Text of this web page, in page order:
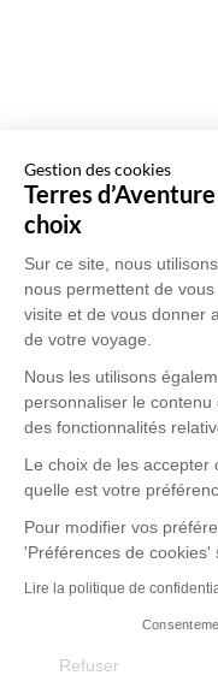
Gestion des cookies
Terres
choix
Sur ce site, nous
nous permettent de
visite et de vous donner
de votre voyage.
Nous les utilisons
personnaliser le
des fonctionnalités
Le choix de les accepter
quelle est votre
Pour modifier vos
'Préférences de cookies'
Lire la politique de
Refuser